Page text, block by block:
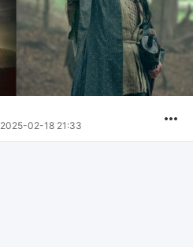
2025-02-18 21:33